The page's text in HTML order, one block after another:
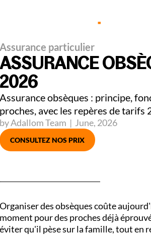
Assurance particulier
ASSURANCE
2026
Assurance obsèques : principe,
proches, avec les repères de tarifs
by Adallom Team | June, 2026
CONSULTEZ NOS PRIX
Organiser des obsèques coûte
moment pour des proches déjà
éviter qu'il pèse sur la famille, tout en